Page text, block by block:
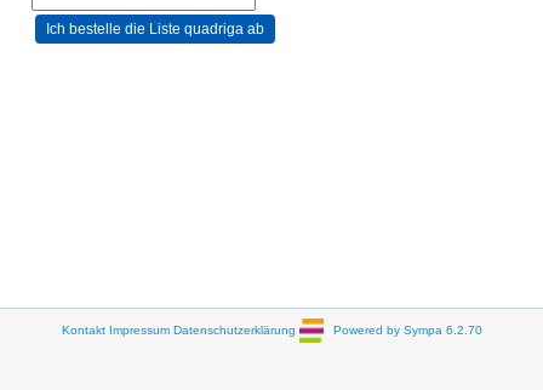
Kontakt Impressum Datenschutzerklärung Powered by Sympa 6.2.70